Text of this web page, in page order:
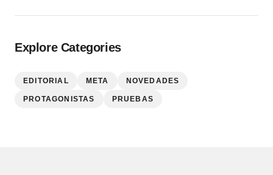
Explore Categories
EDITORIAL META NOVEDADES
PROTAGONISTAS PRUEBAS